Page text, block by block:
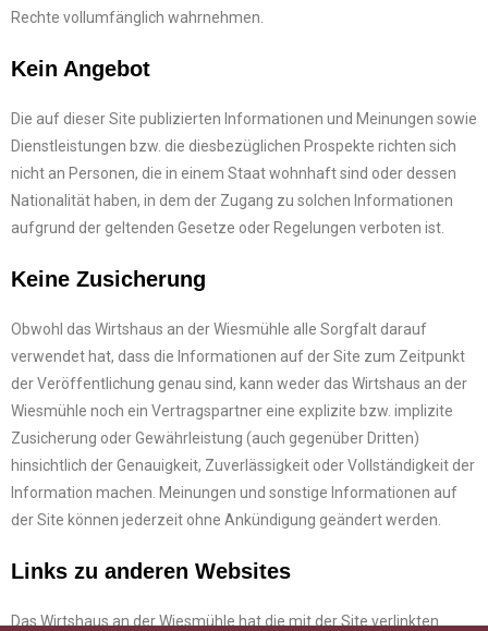
Rechte vollumfänglich wahrnehmen.
Kein Angebot
Die auf dieser Site publizierten Informationen und Meinungen sowie
Dienstleistungen bzw. die diesbezüglichen Prospekte richten sich
nicht an Personen, die in einem Staat wohnhaft sind oder dessen
Nationalität haben, in dem der Zugang zu solchen Informationen
aufgrund der geltenden Gesetze oder Regelungen verboten ist.
Keine Zusicherung
Obwohl das Wirtshaus an der Wiesmühle alle Sorgfalt darauf
verwendet hat, dass die Informationen auf der Site zum Zeitpunkt
der Veröffentlichung genau sind, kann weder das Wirtshaus an der
Wiesmühle noch ein Vertragspartner eine explizite bzw. implizite
Zusicherung oder Gewährleistung (auch gegenüber Dritten)
hinsichtlich der Genauigkeit, Zuverlässigkeit oder Vollständigkeit der
Information machen. Meinungen und sonstige Informationen auf
der Site können jederzeit ohne Ankündigung geändert werden.
Links zu anderen Websites
Das Wirtshaus an der Wiesmühle hat die mit der Site verlinkten